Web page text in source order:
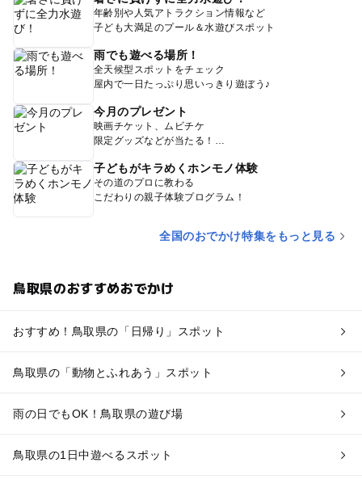
年齢別や人気アトラクション情報など
子ども大満足のプール＆水遊びスポット
雨でも遊べる場所！
全天候型スポットをチェック
屋内で一日たっぷり思いっきり遊ぼう♪
今月のプレゼント
映画チケット、ムビチケ
限定グッズなどが当たる！
子どもがキラめくホンモノ体験
その道のプロに教わる
こだわりの親子体験プログラム！
全国のおでかけ特集をもっと見る
鳥取県のおすすめおでかけ
おすすめ！鳥取県の「日帰り」スポット
鳥取県の「動物とふれあう」スポット
雨の日でもOK！鳥取県の遊び場
鳥取県の1日中遊べるスポット